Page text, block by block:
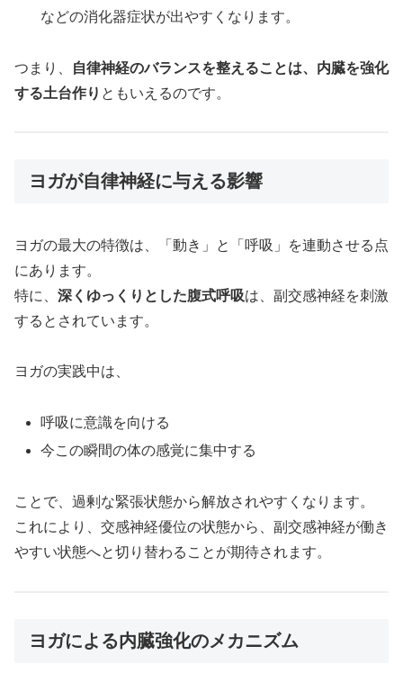
などの消化器症状が出やすくなります。
つまり、
自律神経のバランスを整えることは、内臓を強化
する土台作り ともいえるのです。
ヨガが自律神経に与える影響
ヨガの最大の特徴は、「動き」と「呼吸」を連動させる点
にあります。
特に、 深くゆっくりとした腹式呼吸は、副交感神経を刺激
するとされています。
ヨガの実践中は、
呼吸に意識を向ける
今この瞬間の体の感覚に集中する
ことで、過剰な緊張状態から解放されやすくなります。
これにより、交感神経優位の状態から、副交感神経が働き
やすい状態へと切り替わることが期待されます。
ヨガによる内臓強化のメカニズム